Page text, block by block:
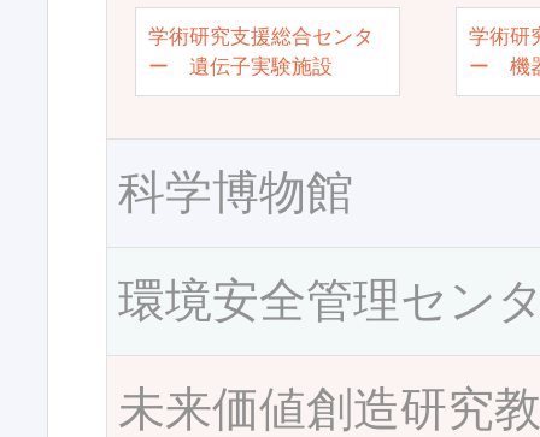
学術研究支援総合センタ
ー 遺伝子実験施設
学術研
ー 機
科学博物館
環境安全管理セン
未来価値創造研究